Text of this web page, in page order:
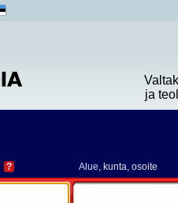
ja
? Alue, kunta, osoite